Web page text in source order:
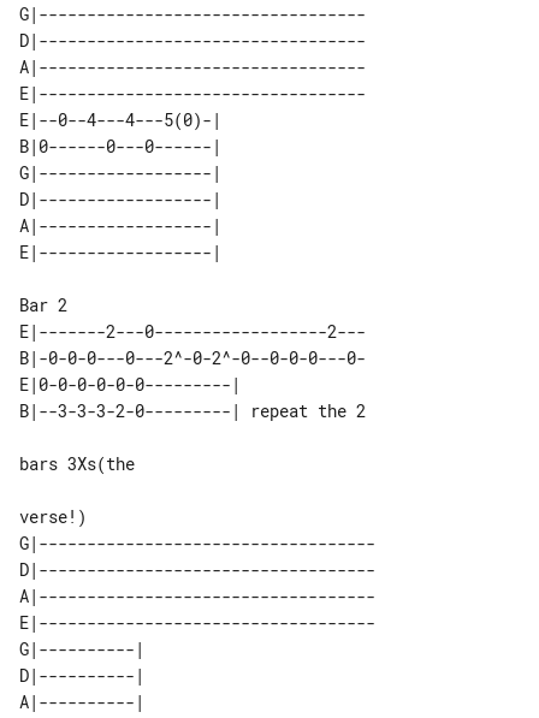
G|----------------------------------
D|----------------------------------
A|----------------------------------
E|----------------------------------
E|--0--4---4---5(0)-|
B|0------0---0------|
G|------------------|
D|------------------|
A|------------------|
Bar 2
E|-------2---0------------------2---
B|-0-0-0---0---2^-0-2^-0--0-0-0---0-
E|0-0-0-0-0-0---------|
B|--3-3-3-2-0---------| repeat the 2
verse!)
G|-----------------------------------
D|-----------------------------------
A|-----------------------------------
E|-----------------------------------
G|----------|
D|----------|
A|----------|